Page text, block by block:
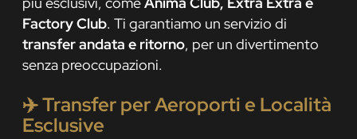
Factory Club. Ti garantiamo un servizio di
transfer andata e ritorno, per un divertimento
senza preoccupazioni.
✈️Transfer per Aeroporti e Località
Esclusive